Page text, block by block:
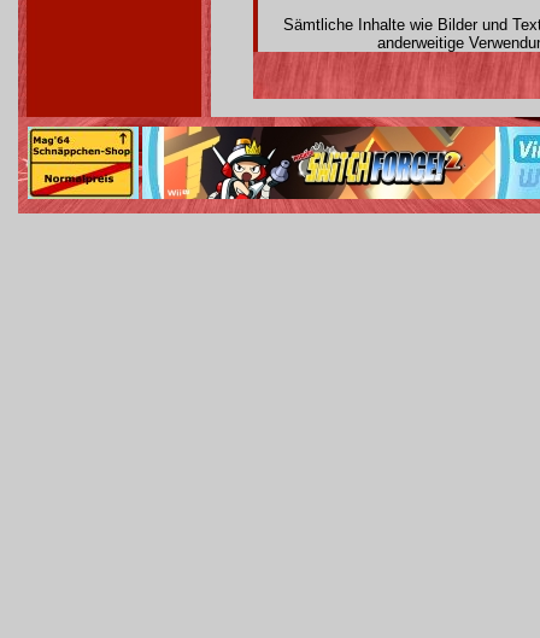
Sämtliche Inhalte wie Bilder und
anderweitige